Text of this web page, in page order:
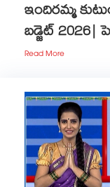
ఇందిరమ్మ
బడ్జెట్ 2026|
Read More